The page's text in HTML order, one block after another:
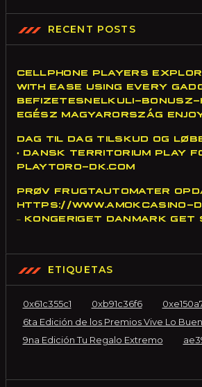
RECENT POSTS
CELLPHONE PLAYERS
WITH EASE USING EVERY
BEFIZETESNELKULI-BONUSZ-
EGÉSZ MAGYARORSZÁG
DAG TIL DAG TILSKUD OG
• DANSK TERRITORIUM PLAY
PLAYTORO-DK.COM
PRØV FRUGTAUTOMATER
HTTPS://WWW.AMOKCASINO-
– KONGERIGET DANMARK GET
ETIQUETAS
0x61c355c1 0xb91c36f6
6ta Edición de los Premios Vive Lo
9na Edición Tu Regalo Extremo